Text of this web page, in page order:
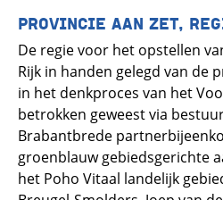
PROVINCIE AAN ZET,
De regie voor het opstellen
Rijk in handen gelegd van de
in het denkproces van het
betrokken geweest via
Brabantbrede
groenblauw gebiedsgerichte
het Poho Vitaal landelijk